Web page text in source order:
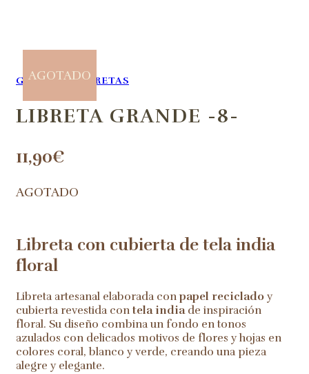
AGOTADO
GRANDES ,LIBRETAS
LIBRETA GRANDE -8-
11,90€
AGOTADO
Libreta con cubierta de tela india
floral
Libreta artesanal elaborada conpapel reciclado y
cubierta revestida con tela indiade inspiración
floral. Su diseño combina un fondo en tonos
azulados con delicados motivos de flores y hojas en
colores coral, blanco y verde, creando una pieza
alegre y elegante.